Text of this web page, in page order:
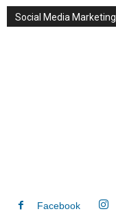
Social Media Marketing
Facebook